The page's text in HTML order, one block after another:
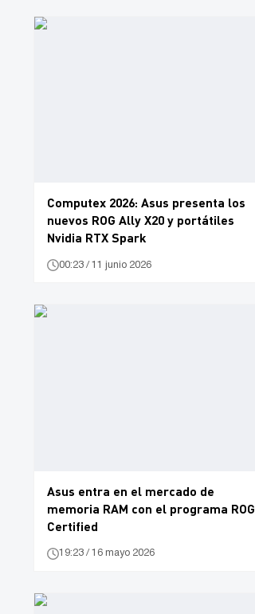
Computex 2026: Asus presenta los
nuevos ROG Ally X20 y portátiles
Nvidia RTX Spark
00:23 / 11 junio 2026
Asus entra en el mercado de
memoria RAM con el programa ROG
Certified
19:23 / 16 mayo 2026